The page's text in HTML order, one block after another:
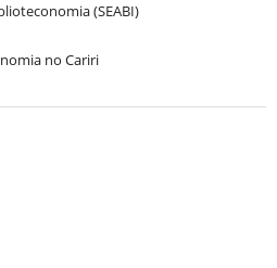
(SEABI)
no Cariri